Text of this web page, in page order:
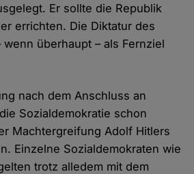
Er sollte die Republik
errichten. Die Diktatur des
wenn überhaupt – als Fernziel
nach dem Anschluss an
Sozialdemokratie schon
Machtergreifung Adolf Hitlers
Einzelne Sozialdemokraten wie
trotz alledem mit dem